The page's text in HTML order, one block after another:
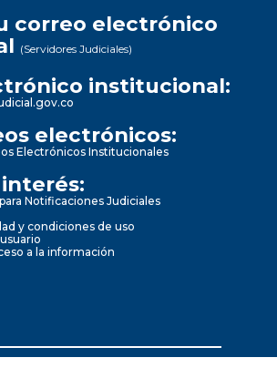
correo electrónico
(Servidores Judiciales)
institucional:
electrónicos:
Electrónicos Institucionales
Notificaciones Judiciales
y condiciones de uso
a la información